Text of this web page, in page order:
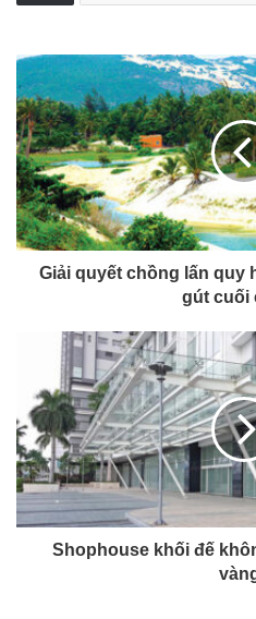
Giải quyết chồng lấn quy
gút cuối
Shophouse khối đế